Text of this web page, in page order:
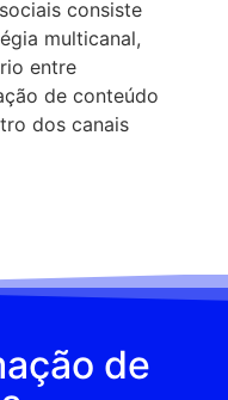
consiste
multicanal,
entre
de conteúdo
dos canais
de